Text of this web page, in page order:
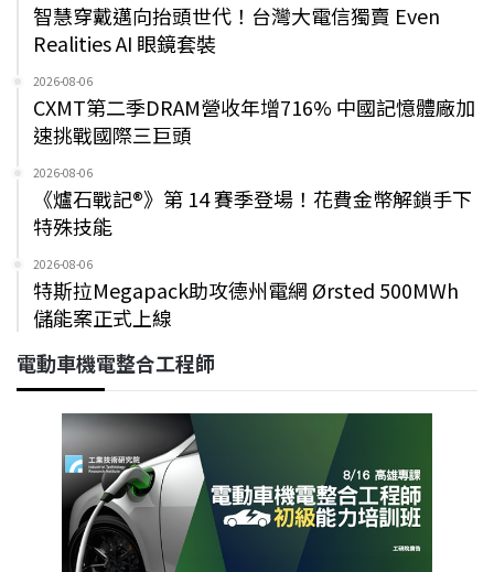
智慧穿戴邁向抬頭世代！台灣大電信獨賣 Even
Realities AI 眼鏡套裝
2026-08-06
CXMT第二季DRAM營收年增716% 中國記憶體廠加
速挑戰國際三巨頭
2026-08-06
《爐石戰記®》第 14 賽季登場！花費金幣解鎖手下
特殊技能
2026-08-06
特斯拉Megapack助攻德州電網 Ørsted 500MWh
儲能案正式上線
電動車機電整合工程師